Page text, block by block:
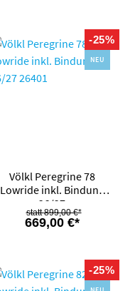
-25%
NEU
Völkl Peregrine 78
Lowride inkl. Bindung
26/27
669,00 €*
899,00 €*
-25%